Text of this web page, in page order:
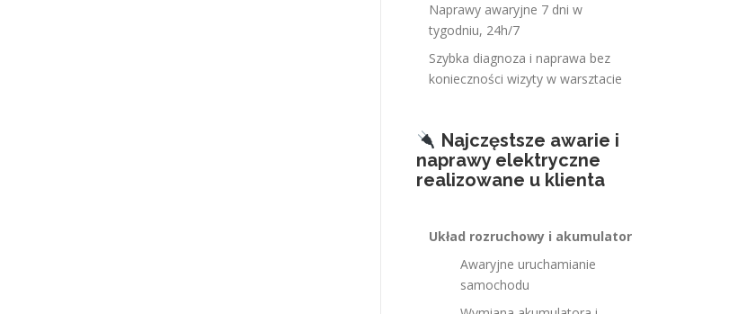
Naprawy awaryjne 7 dni w
tygodniu, 24h/7
Szybka diagnoza i naprawa bez
konieczności wizyty w warsztacie
Najczęstsze awarie i
naprawy elektryczne
realizowane u klienta
Układ rozruchowy i akumulator
Awaryjne uruchamianie
samochodu